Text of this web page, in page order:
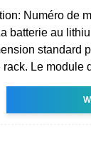
Numéro de
batterie au
standard
Le module